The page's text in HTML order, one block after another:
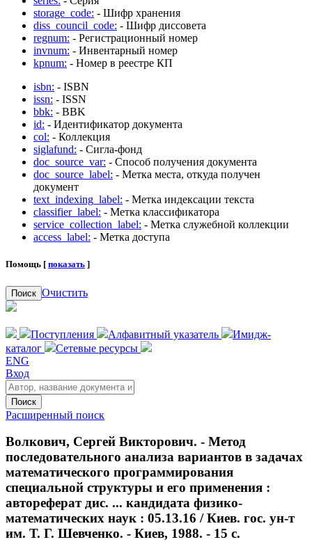
storage_code: - Шифр хранения
diss_council_code: - Шифр диссовета
regnum: - Регистрационный номер
invnum: - Инвентарный номер
kpnum: - Номер в реестре КП
isbn: - ISBN
issn: - ISSN
bbk: - BBK
id: - Идентификатор документа
col: - Коллекция
siglafund: - Сигла-фонд
doc_source_var: - Способ получения документа
doc_source_label: - Метка места, откуда получен
документ
text_indexing_label: - Метка индексации текста
classifier_label: - Метка классификатора
service_collection_label: - Метка служебной коллекции
access_label: - Метка доступа
Помощь [ показать ]
Поиск Очистить
Поступления Алфавитный указатель
Имидж-
каталог
Сетевые ресурсы
ENG
Вход
Поиск
Расширенный поиск
Волкович, Сергей Викторович. - Метод
последовательного анализа вариантов в задачах
математического программирования
специальной структуры и его применения :
автореферат дис. ... кандидата физико-
математических наук : 05.13.16 / Киев. гос. ун-т
им. Т. Г. Шевченко. - Киев, 1988. - 15 с.